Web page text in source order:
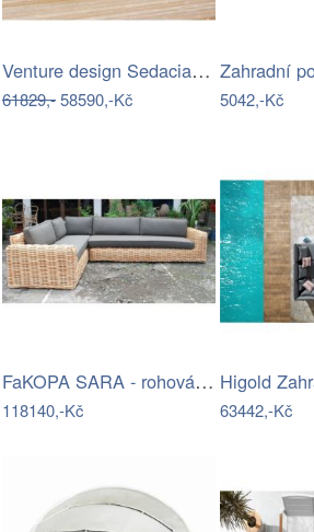
Venture design Sedacia súprava BRASILIA…
61829,-58590,-Kč 5042,-Kč
FaKOPA SARA - rohová sedačka ze…
118140,-Kč 63442,-Kč